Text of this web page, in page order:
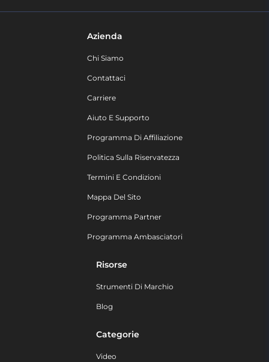
Azienda
Chi Siamo
Contattaci
Carriere
Aiuto E Supporto
Programma Di Affiliazione
Politica Sulla Riservatezza
Termini E Condizioni
Mappa Del Sito
Programma Partner
Programma Ambasciatori
Risorse
Strumenti Di Marchio
Blog
Categorie
Video